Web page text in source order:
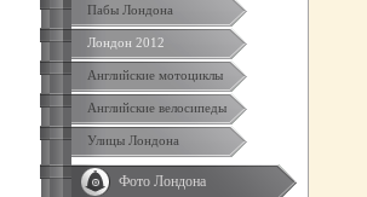
Пабы Лондона
Лондон 2012
Английские мотоциклы
Английские велосипеды
Улицы Лондона
Фото Лондона